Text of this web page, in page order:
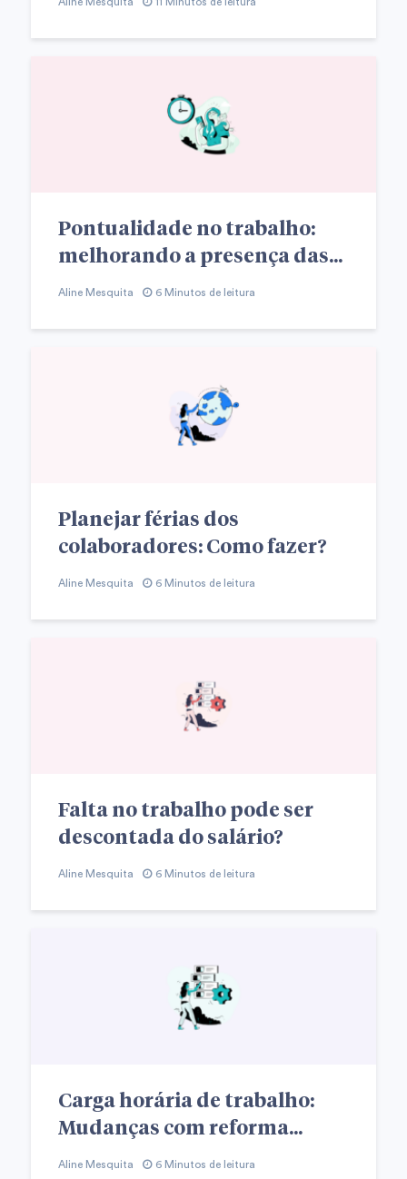
Pontualidade no trabalho:
melhorando a presença das...
Aline Mesquita 6 Minutos de leitura
Planejar férias dos
colaboradores: Como fazer?
Aline Mesquita 6 Minutos de leitura
Falta no trabalho pode ser
descontada do salário?
Aline Mesquita 6 Minutos de leitura
Carga horária de trabalho:
Mudanças com reforma...
Aline Mesquita 6 Minutos de leitura